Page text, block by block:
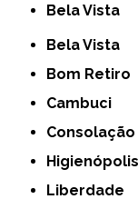
Bela Vista
Bela Vista
Bom Retiro
Cambuci
Consolação
Higienópolis
Liberdade